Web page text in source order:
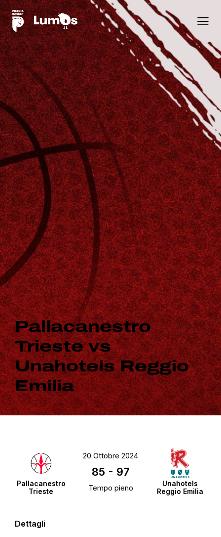
Pallacanestro
Trieste vs
Unahotels Reggio
Emilia
Pallacanestro
Trieste
Unahotels
Reggio Emilia
20 Ottobre 2024
85 - 97
Tempo pieno
Dettagli